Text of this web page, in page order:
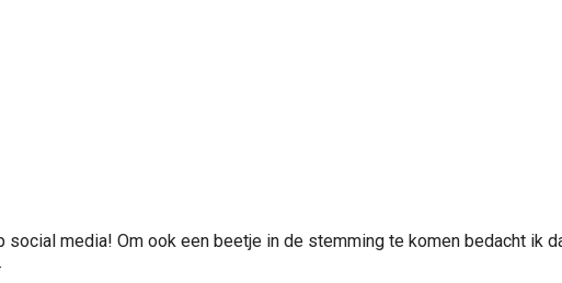
media! Om ook een beetje in de stemming te komen bedacht ik